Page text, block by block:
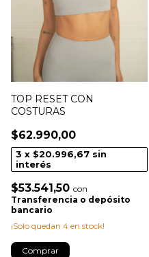
TOP RESET CON
COSTURAS
$62.990,00
3 x $20.996,67 sin
interés
$53.541,50 con
Transferencia o depósito
bancario
¡Solo quedan 4 en stock!
Comprar